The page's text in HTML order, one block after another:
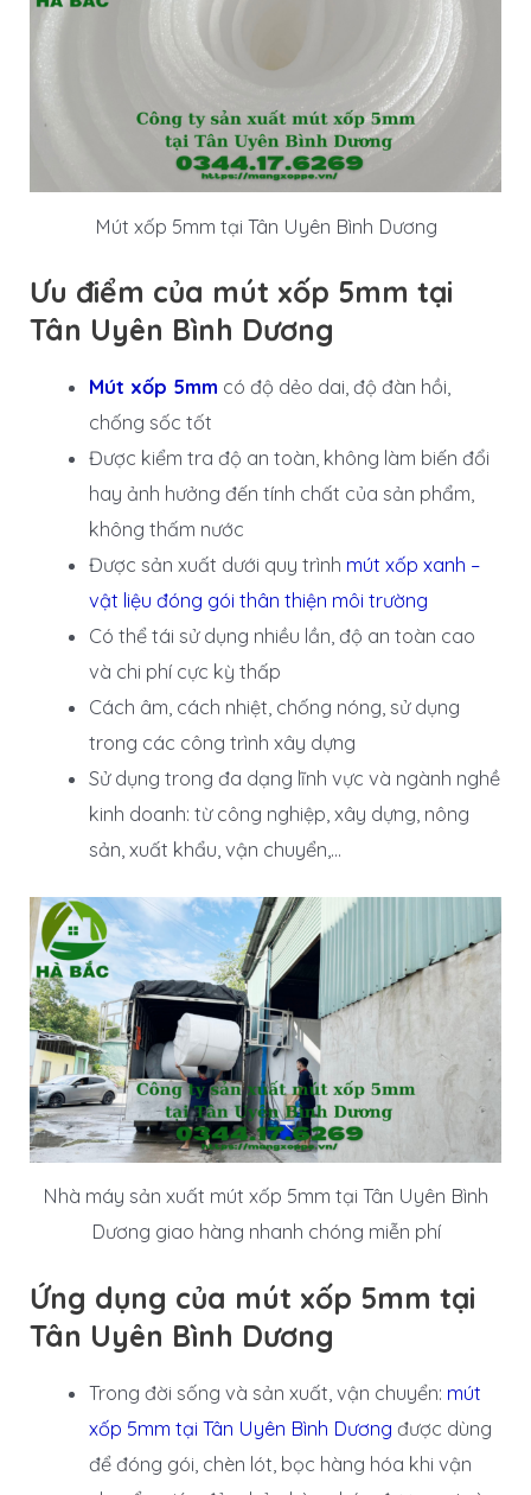
Mút xốp 5mm tại Tân Uyên Bình Dương
Ưu điểm của mút xốp 5mm tại
Tân Uyên Bình Dương
Mút xốp 5mm có độ dẻo dai, độ đàn hồi,
chống sốc tốt
Được kiểm tra độ an toàn, không làm biến đổi
hay ảnh hưởng đến tính chất của sản phẩm,
không thấm nước
Được sản xuất dưới quy trình mút xốp xanh –
vật liệu đóng gói thân thiện môi trường
Có thể tái sử dụng nhiều lần, độ an toàn cao
và chi phí cực kỳ thấp
Cách âm, cách nhiệt, chống nóng, sử dụng
trong các công trình xây dựng
Sử dụng trong đa dạng lĩnh vực và ngành nghề
kinh doanh: từ công nghiệp, xây dựng, nông
sản, xuất khẩu, vận chuyển,…
Nhà máy sản xuất mút xốp 5mm tại Tân Uyên Bình
Dương giao hàng nhanh chóng miễn phí
Ứng dụng của mút xốp 5mm tại
Tân Uyên Bình Dương
Trong đời sống và sản xuất, vận chuyển: mút
xốp 5mm tại Tân Uyên Bình Dương được dùng
để đóng gói, chèn lót, bọc hàng hóa khi vận